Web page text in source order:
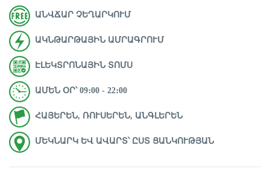
ԱՆՎՃԱՐ ՉԵՂԱՐԿՈՒՄ
ԱԿՆԹԱՐԹԱՅԻՆ ԱՄՐԱԳՐՈՒՄ
ԷԼԵԿՏՐՈՆԱՅԻՆ ՏՈՄՍ
ԱՄԵՆ ՕՐ՝ 09։00 - 22։00
ՀԱՅԵՐԵՆ, ՌՈՒՍԵՐԵՆ, ԱՆԳԼԵՐԵՆ
ՄԵԿՆԱՐԿ ԵՎ ԱՎԱՐՏ՝ ԸՍՏ ՑԱՆԿՈՒԹՅԱՆ